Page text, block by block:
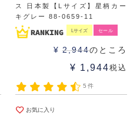
ス 日本製【Lサイズ】星柄カー
キグレー 88-0659-11
Lサイズ セール
¥ 2,944のところ
¥ 1,944税込
5件
お気に入り